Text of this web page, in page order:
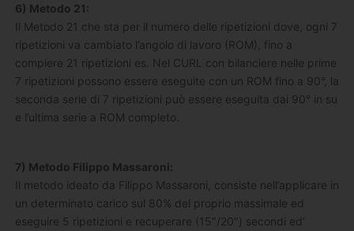
6) Metodo 21:
Il Metodo 21 che sta per il numero delle ripetizioni dove, ogni 7
ripetizioni va cambiato l’angolo di lavoro (ROM), fino a
compiere 21 ripetizioni es. Nel CURL con bilanciere nelle prime
7 ripetizioni possono essere eseguite con un ROM fino a 90°, la
seconda serie di 7 ripetizioni può essere eseguita dai 90° in su
e l’ultima serie a ROM completo.
7) Metodo Filippo Massaroni:
Il metodo ideato da Filippo Massaroni, consiste nell’applicare in
un determinato carico sul 80% del proprio massimale ed
eseguire 5 ripetizioni e recuperare (15″/20″) secondi ed’